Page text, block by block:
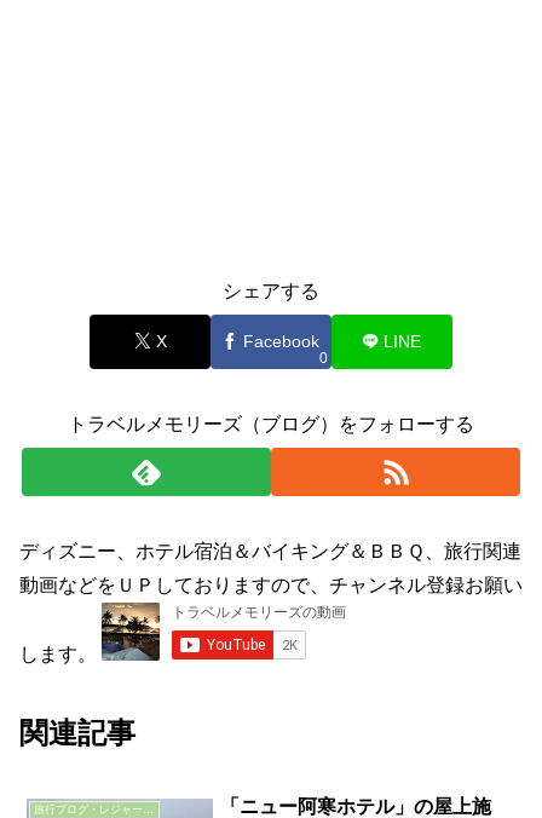
シェアする
X Facebook
0
LINE
トラベルメモリーズ（ブログ）をフォローする
ディズニー、ホテル宿泊＆バイキング＆ＢＢＱ、旅行関連
動画などをＵＰしておりますので、チャンネル登録お願い
します。
関連記事
「ニュー阿寒ホテル」の屋上施